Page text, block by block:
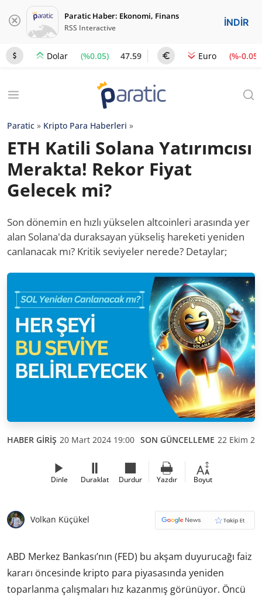
Paratic Haber: Ekonomi, Finans
RSS Interactive İNDİR
Dolar (%0.05) 47.59 Euro (%-0.05)
Paratic » Kripto Para Haberleri »
ETH Katili Solana Yatırımcısı
Merakta! Rekor Fiyat
Gelecek mi?
Son dönemin en hızlı yükselen altcoinleri arasında yer
alan Solana'da duraksayan yükseliş hareketi yeniden
canlanacak mı? Kritik seviyeler nerede? Detaylar;
HABER GİRİŞ 20 Mart 2024 19:00 SON GÜNCELLEME 22 Ekim
Dinle Duraklat Durdur Yazdır Boyut
Volkan Küçükel
ABD Merkez Bankası’nın (FED) bu akşam duyurucağı faiz
kararı öncesinde kripto para piyasasında yeniden
toparlanma çalışmaları hız kazanmış görünüyor. Öncü